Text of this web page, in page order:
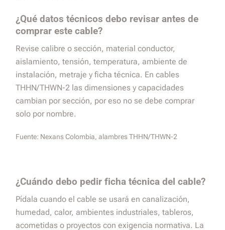
¿Qué datos técnicos debo revisar antes de
comprar este cable?
Revise calibre o sección, material conductor,
aislamiento, tensión, temperatura, ambiente de
instalación, metraje y ficha técnica. En cables
THHN/THWN-2 las dimensiones y capacidades
cambian por sección, por eso no se debe comprar
solo por nombre.
Fuente: Nexans Colombia, alambres THHN/THWN-2
¿Cuándo debo pedir ficha técnica del cable?
Pídala cuando el cable se usará en canalización,
humedad, calor, ambientes industriales, tableros,
acometidas o proyectos con exigencia normativa. La